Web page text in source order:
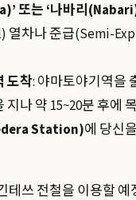
또는 ‘나바리
열차나 준급(Semi-
도착: 야마토야기역을
지나 약 15~20분 후에
Station)에 당신
테쓰 전철을 이용할